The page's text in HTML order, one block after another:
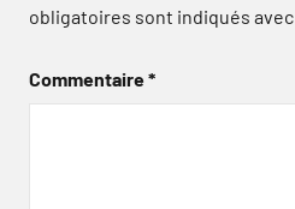
obligatoires sont indiqués avec
Commentaire*